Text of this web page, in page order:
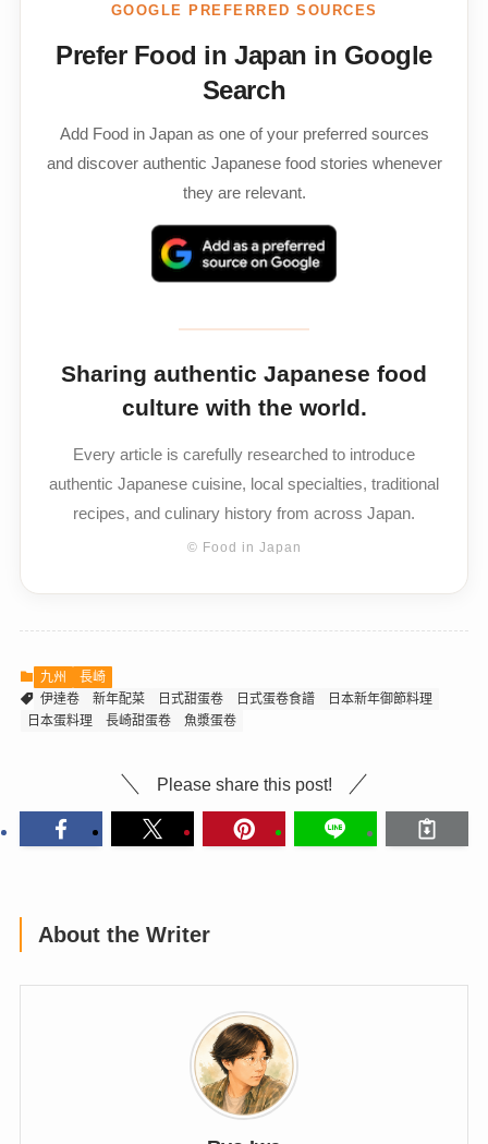
GOOGLE PREFERRED SOURCES
Prefer Food in Japan in Google
Search
Add Food in Japan as one of your preferred sources
and discover authentic Japanese food stories whenever
they are relevant.
Sharing authentic Japanese food
culture with the world.
Every article is carefully researched to introduce
authentic Japanese cuisine, local specialties, traditional
recipes, and culinary history from across Japan.
© Food in Japan
九州
長崎
伊達卷
新年配菜 日式甜蛋卷 日式蛋卷食譜
日本新年御節料理
日本蛋料理
長崎甜蛋卷 魚漿蛋卷
Please share this post!
About the Writer